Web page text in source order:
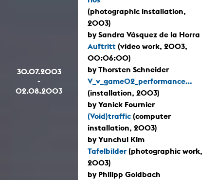
30.07.2003
-
02.08.2003
(photographic installation,
2003)
by Sandra Vásquez de la Horra
Auftritt (video work, 2003,
00:06:00)
by Thorsten Schneider
V_v_game02_performance...
(installation, 2003)
by Yanick Fournier
(Void)traffic (computer
installation, 2003)
by Yunchul Kim
Tafelbilder (photographic work,
2003)
by Philipp Goldbach